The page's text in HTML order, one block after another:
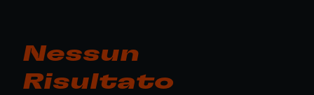
Nessun
Risultato